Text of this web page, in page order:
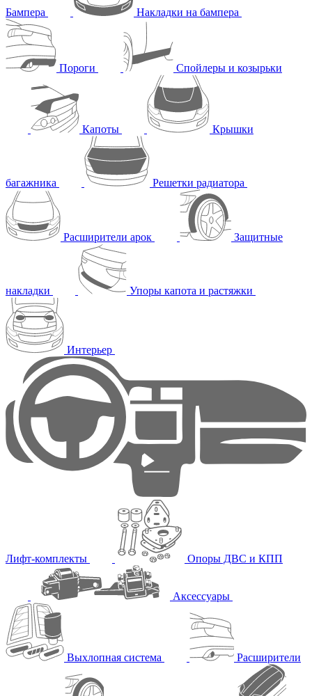
Бампера Накладки на бампера
Пороги Спойлеры и козырьки
Капоты Крышки
багажника Решетки радиатора
Расширители арок Защитные
накладки Упоры капота и растяжки
Интерьер
Лифт-комплекты Опоры ДВС и КПП
Аксессуары
Выхлопная система Расширители